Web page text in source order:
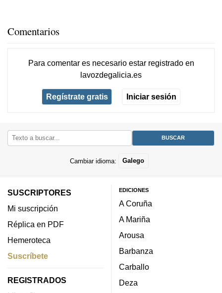
Comentarios
Para comentar es necesario estar registradoen
lavozdegalicia.es
Regístrate gratis Iniciar sesión
Cambiar idioma: Galego
SUSCRIPTORES
Mi suscripción
Réplica en PDF
Hemeroteca
Suscríbete
REGISTRADOS
EDICIONES
A Coruña
A Mariña
Arousa
Barbanza
Carballo
Deza